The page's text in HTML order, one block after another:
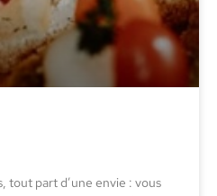
tout part d’une envie : vous